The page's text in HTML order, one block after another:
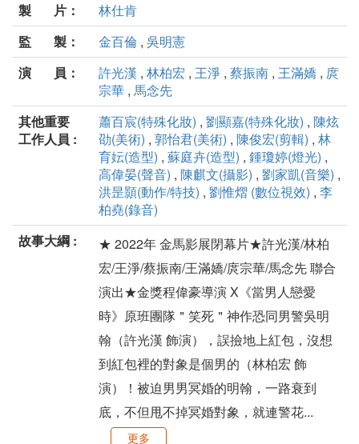
製 片：
林仕肯
監 製：
金百倫 , 吳明憲
演 員：
許光漢 , 林柏宏 , 王淨 , 蔡振南 , 王滿嬌 , 庹
宗華 , 馬念先
其他重要
工作人員 :
蕭百宸(特殊化妝) , 劉顯嘉(特殊化妝) , 陳炫
劭(美術) , 郭怡君(美術) , 陳俊宏(剪輯) , 林
育妘(造型) , 蘇庭卉(造型) , 鍾瓊婷(燈光) ,
高偉晏(聲音) , 陳麒文(攝影) , 劉家凱(音樂) ,
洪昰顥(動作/特技) , 劉惟熠 (數位視效) , 李
柏堯(錄音)
故事大綱 :
★ 2022年 金馬影展閉幕片★許光漢/林柏
宏/王淨/蔡振南/王滿嬌/庹宗華/馬念先 聯合
演出★金獎程偉豪導演 X《當男人戀愛
時》原班團隊＂笑死＂神作恐同男警吳明
翰（許光漢 飾演），誤撿地上紅包，沒想
到紅包裡的對象是個男的（林柏宏 飾
演）！被迫男男冥婚的明翰，一路衰到
底，不但甩不掉冥婚對象，就連警花...
更多